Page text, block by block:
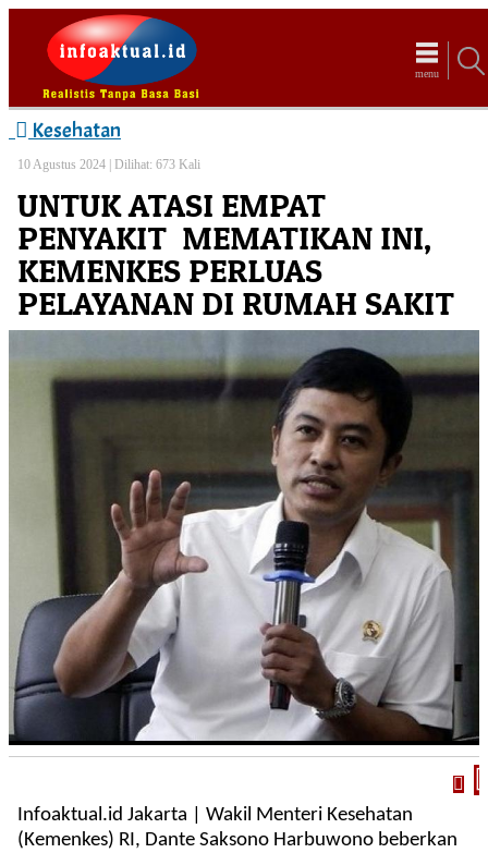
menu
Kesehatan
10 Agustus 2024 | Dilihat: 673 Kali
UNTUK ATASI EMPAT
PENYAKIT MEMATIKAN INI,
KEMENKES PERLUAS
PELAYANAN DI RUMAH SAKIT
Infoaktual.id Jakarta | Wakil Menteri Kesehatan
(Kemenkes) RI, Dante Saksono Harbuwono beberkan